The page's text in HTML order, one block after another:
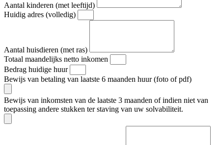
Aantal kinderen (met leeftijd)
Huidig adres (volledig)
Aantal huisdieren (met ras)
Totaal maandelijks netto inkomen
Bedrag huidige huur
Bewijs van betaling van laatste 6 maanden huur (foto of pdf)
Bewijs van inkomsten van de laatste 3 maanden of indien niet van
toepassing andere stukken ter staving van uw solvabiliteit.